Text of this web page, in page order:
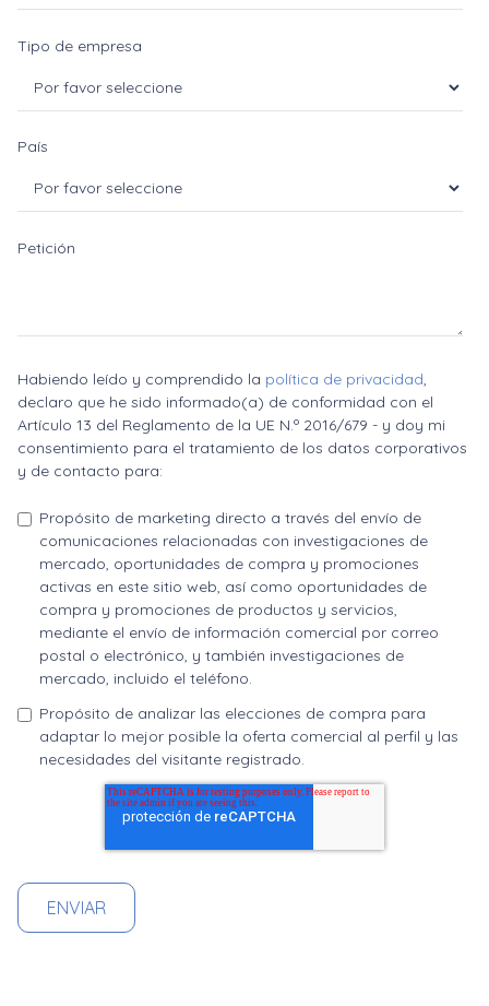
Tipo de empresa
País
Petición
Habiendo leído y comprendido la política de privacidad,
declaro que he sido informado(a) de conformidad con el
Artículo 13 del Reglamento de la UE N.º 2016/679 - y doy mi
consentimiento para el tratamiento de los datos corporativos
y de contacto para:
Propósito de marketing directo a través del envío de
comunicaciones relacionadas con investigaciones de
mercado, oportunidades de compra y promociones
activas en este sitio web, así como oportunidades de
compra y promociones de productos y servicios,
mediante el envío de información comercial por correo
postal o electrónico, y también investigaciones de
mercado, incluido el teléfono.
Propósito de analizar las elecciones de compra para
adaptar lo mejor posible la oferta comercial al perfil y las
necesidades del visitante registrado.